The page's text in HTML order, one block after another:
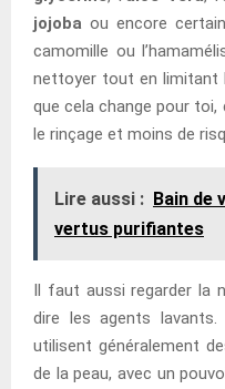
jojoba ou encore
camomille ou
nettoyer tout en limitant
que cela change pour toi,
le rinçage et moins de
Lire aussi : Bain de
vertus purifiantes
Il faut aussi regarder la
dire les agents
utilisent généralement
de la peau, avec un